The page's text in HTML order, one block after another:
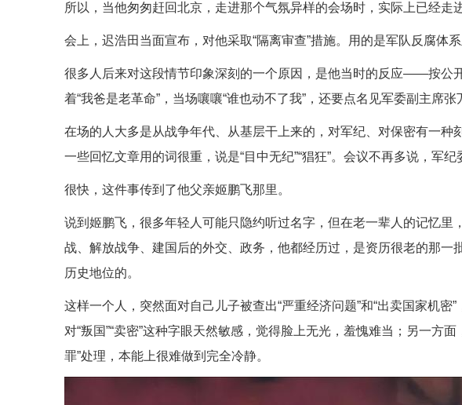
所以，当他匆匆赶回北京，走进那个气氛异样的会场时，实际上已经走
会上，迟浩田当面宣布，对他采取“隔离审查”措施。用的是军队反腐体
很多人后来对这段情节印象深刻的一个原因，是他当时的反应——按公
着“我爸是老革命”，当场嚷嚷“谁也动不了我”，还要点名见军委副主席张
在场的人大多是从战争年代、从基层干上来的，对军纪、对保密有一种
一些回忆文章用的词很重，说是“目中无纪”“猖狂”。会议不再多说，军
很快，这件事传到了他父亲姬鹏飞那里。
说到姬鹏飞，很多年轻人可能只隐约听过名字，但在老一辈人的记忆里
战、解放战争、建国后的外交、政务，他都经历过，是资历很老的那一
历史地位的。
这样一个人，突然面对自己儿子被查出“严重经济问题”和“出卖国家机密
对“叛国”“卖密”这种字眼天然敏感，觉得脸上无光，羞愧难当；另一方
罪”处理，本能上很难做到完全冷静。